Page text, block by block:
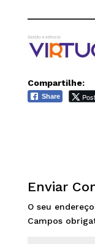
Compartilhe:
Share Post
Enviar
O seu
Campos